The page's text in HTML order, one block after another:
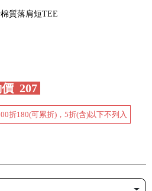
質落肩短TEE
207
折180(可累折)，5折(含)以下不列入